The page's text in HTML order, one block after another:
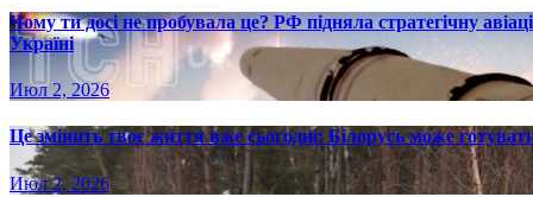
Чому ти досі не пробувала це? РФ підняла стратегічну
Україні
Июл 2, 2026
Це змінить твоє життя вже сьогодні: Білорусь може
Июл 2, 2026